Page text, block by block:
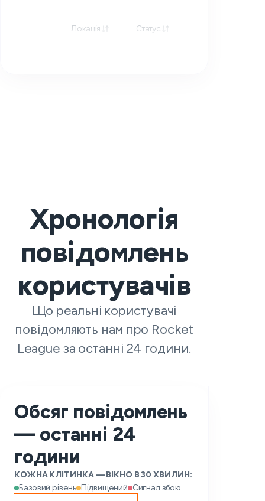
Локація Статус
Хронологія
повідомлень
користувачів
Що реальні користувачі
повідомляють нам про Rocket
League за останні 24 години.
Обсяг повідомлень
— останні 24
години
КОЖНА КЛІТИНКА — ВІКНО В 30 ХВИЛИН:
Базовий рівень Підвищений Сигнал збою